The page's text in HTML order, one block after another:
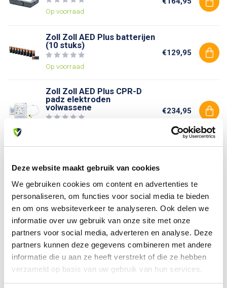
Deze website maakt gebruik van cookies
We gebruiken cookies om content en advertenties te
personaliseren, om functies voor social media te bieden
en om ons websiteverkeer te analyseren. Ook delen we
informatie over uw gebruik van onze site met onze
partners voor social media, adverteren en analyse. Deze
partners kunnen deze gegevens combineren met andere
informatie die u aan ze heeft verstrekt of die ze hebben
verzameld op basis van uw gebruik van hun services.
Op voorraad
Zoll Zoll AED Plus batterijen
(10 stuks)
Op voorraad
€129,95
Zoll Zoll AED Plus CPR-D
padz elektroden
volwassene
€234,95
Heb je vragen over dit product?
Of heb je hulp nodig bij je bestelling? Neem contact op
met onze klantenservice. We helpen je graag verder!
info@allesveilig.nl
+31 (0) 6 82095086
Recent bekeken